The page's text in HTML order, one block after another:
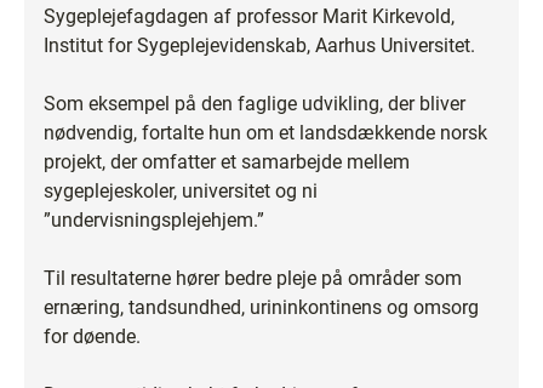
Sygeplejefagdagen af professor Marit Kirkevold,
Institut for Sygeplejevidenskab, Aarhus Universitet.
Som eksempel på den faglige udvikling, der bliver
nødvendig, fortalte hun om et landsdækkende norsk
projekt, der omfatter et samarbejde mellem
sygeplejeskoler, universitet og ni
”undervisningsplejehjem.”
Til resultaterne hører bedre pleje på områder som
ernæring, tandsundhed, urininkontinens og omsorg
for døende.